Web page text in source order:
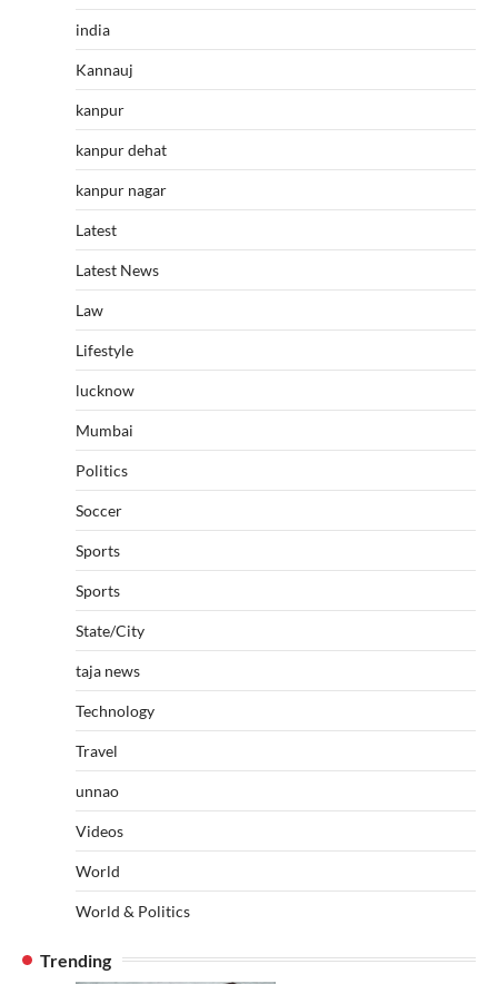
india
Kannauj
kanpur
kanpur dehat
kanpur nagar
Latest
Latest News
Law
Lifestyle
lucknow
Mumbai
Politics
Soccer
Sports
Sports
State/City
taja news
Technology
Travel
unnao
Videos
World
World & Politics
Trending